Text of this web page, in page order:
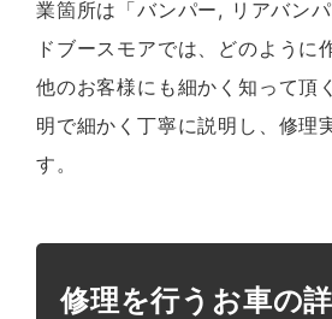
業箇所は「バンパー, リアバン
ドブースモアでは、どのように
他のお客様にも細かく知って頂
明で細かく丁寧に説明し、修理
す。
修理を行うお車の